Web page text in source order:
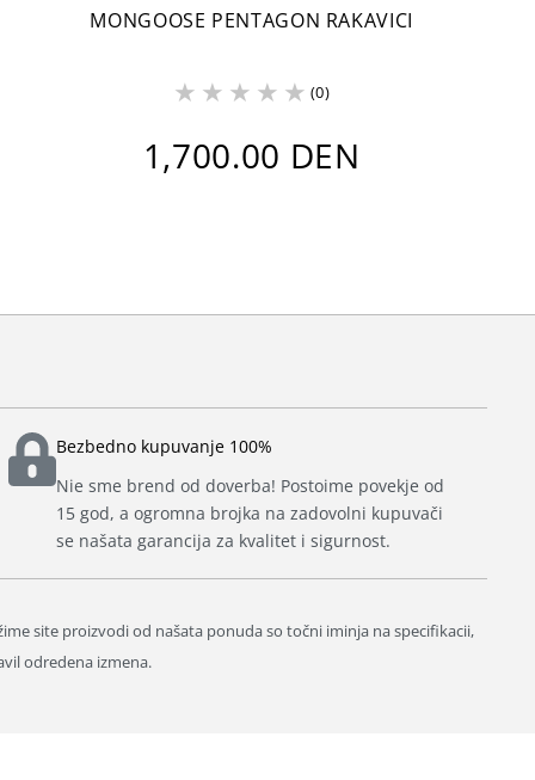
MONGOOSE PENTAGON RAKAVICI
(0)
1,700.00 DEN
Bezbedno kupuvanje 100%
Nie sme brend od doverba! Postoime povekje od
15 god, a ogromna brojka na zadovolni kupuvači
se našata garancija za kvalitet i sigurnost.
site proizvodi od našata ponuda so točni iminja na specifikacii,
odredena izmena.